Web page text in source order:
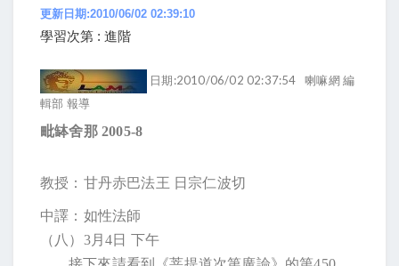
更新日期:2010/06/02 02:39:10
學習次第 : 進階
日期:2010/06/02 02:37:54喇嘛網 編
輯部 報導
毗缽舍那2005-8
教授：甘丹赤巴法王 日宗仁波切
中譯：如性法師
（八） 3月4日 下午